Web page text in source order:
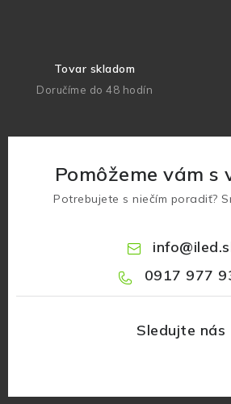
Tovar skladom
Doručíme do 48 hodín
Pomôžeme vám s
Potrebujete s niečím poradiť?
info@
0917 977